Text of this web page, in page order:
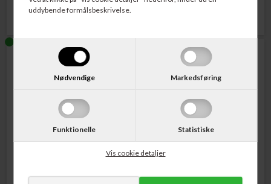
uddybende formålsbeskrivelse.
Nødvendige Markedsføring
Funktionelle Statistiske
Vis cookie detaljerDuplex Module